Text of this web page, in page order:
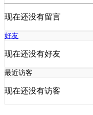
现在还没有留言
好友
现在还没有好友
最近访客
现在还没有访客